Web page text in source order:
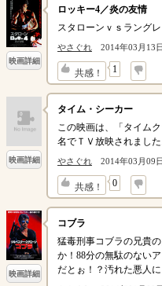
映画詳細
ロッキー4／炎の友情
スタローンｖｓラング
やさぐれ 2014年03月13
共感！ 1
↓
映画詳細
タイム・シーカー
この映画は、「タイム
名でＴＶ放映されまし
やさぐれ 2014年03月09
共感！ 0
↓
映画詳細
コブラ
猛毒刑事コブラの兄貴
か！88分の無駄のない
だとぉ！？汚れた悪人